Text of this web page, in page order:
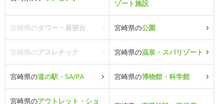
ゾート施設
宮崎県のタワー・展望台 宮崎県の公園
宮崎県のアスレチック 宮崎県の温泉・スパリゾート
宮崎県の道の駅・SA/PA 宮崎県の博物館・科学館
宮崎県のアウトレット・ショ